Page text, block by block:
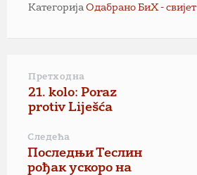
Категорија Одабрано БиХ - свијет
Претходна
21. kolo: Poraz
protiv Liješća
Следећа
Последњи Теслин
рођак ускоро на